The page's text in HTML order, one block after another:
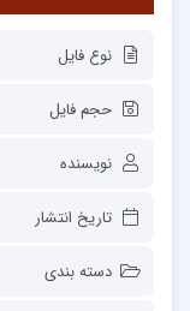
نوع فایل
حجم فایل
نویسنده
تاریخ انتشار
دسته بندی